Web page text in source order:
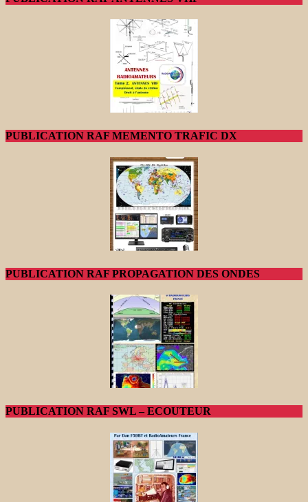
PUBLICATION RAF MEMENTO TRAFIC DX
PUBLICATION RAF PROPAGATION DES ONDES
PUBLICATION RAF SWL – ECOUTEUR